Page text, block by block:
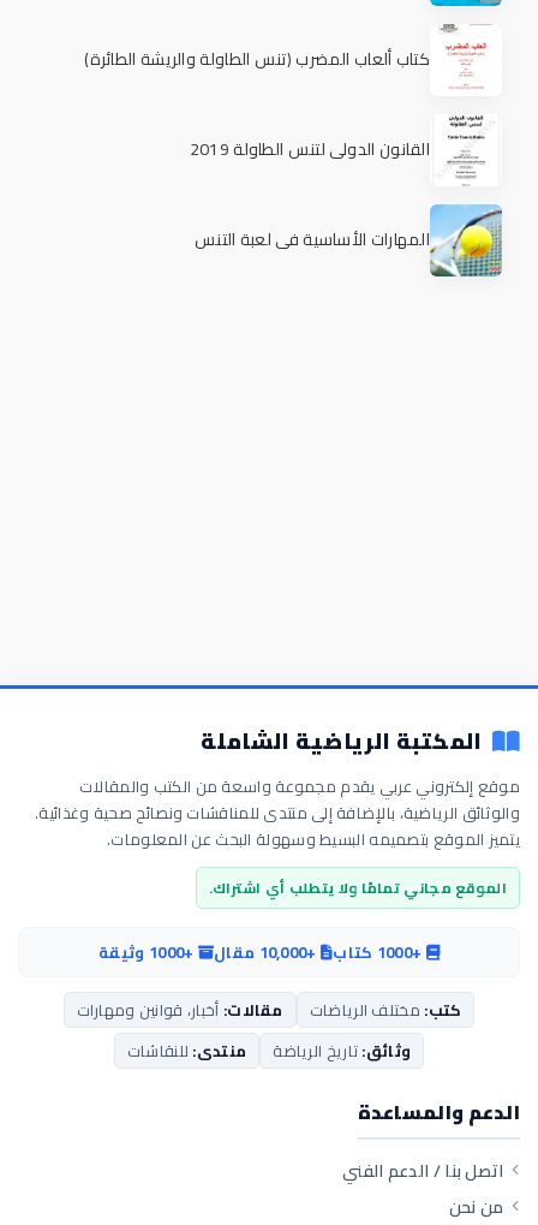
كتاب ألعاب المضرب (تنس الطاولة والريشة الطائرة)
القانون الدولي لتنس الطاولة 2019
المهارات الأساسية في لعبة التنس
المكتبة الرياضية الشاملة
موقع إلكتروني عربي يقدم مجموعة واسعة من الكتب والمقالات
والوثائق الرياضية، بالإضافة إلى منتدى للمناقشات ونصائح صحية وغذائية.
يتميز الموقع بتصميمه البسيط وسهولة البحث عن المعلومات.
الموقع مجاني تمامًا ولا يتطلب أي اشتراك.
+1000 كتاب +10,000 مقال
+1000 وثيقة
كتب: مختلف الرياضات مقالات: أخبار، قوانين ومهارات
وثائق:تاريخ الرياضة منتدى: للنقاشات
الدعم والمساعدة
اتصل بنا / الدعم الفني
من نحن